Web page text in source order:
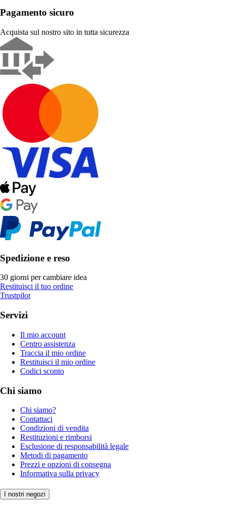
Pagamento sicuro
Acquista sul nostro sito in tutta sicurezza
Spedizione e reso
30 giorni per cambiare idea
Restituisci il tuo ordine
Trustpilot
Servizi
Il mio account
Centro assistenza
Traccia il mio ordine
Restituisci il mio ordine
Codici sconto
Chi siamo
Chi siamo?
Contattaci
Condizioni di vendita
Restituzioni e rimborsi
Esclusione di responsabilità legale
Metodi di pagamento
Prezzi e opzioni di consegna
Informativa sulla privacy
I nostri negozi